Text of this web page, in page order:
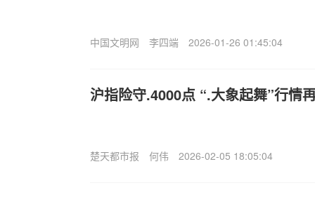
中国文明网 李四端 2026-01-26 01:45:04
沪指险守.4000点 “.大象起舞”行情
楚天都市报 何伟 2026-02-05 18:05:04